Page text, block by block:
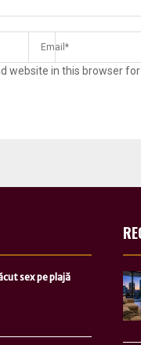
website in this browser
sex pe plajă